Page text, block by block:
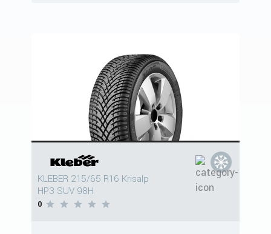
KLEBER 215/65 R16 Krisalp
HP3 SUV 98H
0